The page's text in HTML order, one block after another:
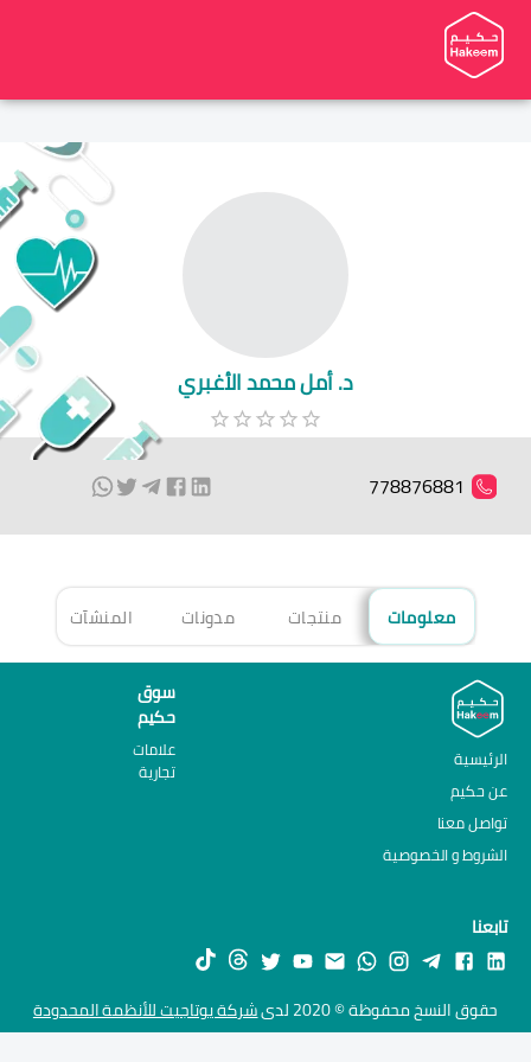
د. أمل محمد الأغبري
778876881
معلومات منتجات مدونات المنشآت
الرئيسية
عن حكيم
تواصل معنا
الشروط و الخصوصية
سوق
حكيم
علامات
تجارية
تابعنا
حقوق النسخ محفوظة © 2020 لدى شركة يوتاجيت للأنظمة المحدودة